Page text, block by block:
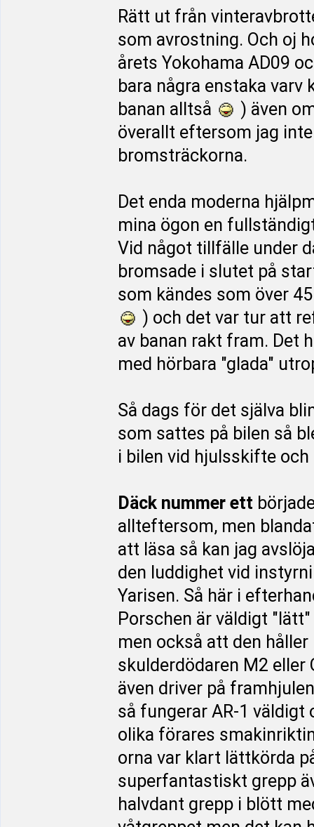
Rätt ut från
som avrostning. Och oj
årets Yokohama AD09
bara några enstaka
banan alltså
) även
överallt eftersom jag
bromsträckorna.
Det enda moderna
mina ögon en
Vid något tillfälle under
bromsade i slutet på
som kändes som över
) och det var tur att
av banan rakt fram. Det
med hörbara "glada"
Så dags för det själva
som sattes på bilen så
i bilen vid hjulsskifte
Däck nummer ett
allteftersom, men
att läsa så kan jag
den luddighet vid
Yarisen. Så här i
Porschen är väldigt
men också att den
skulderdödaren M2 eller
även driver på
så fungerar AR-1
olika förares
orna var klart lättkörda
superfantastiskt grepp
halvdant grepp i blött